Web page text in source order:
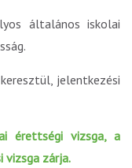
általános iskolai
jelentkezési
érettségi vizsga, a
vizsga zárja.